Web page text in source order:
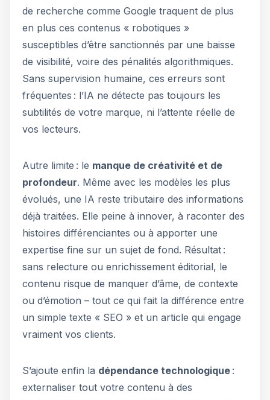
de recherche comme Google traquent de plus
en plus ces contenus « robotiques »
susceptibles d’être sanctionnés par une baisse
de visibilité, voire des pénalités algorithmiques.
Sans supervision humaine, ces erreurs sont
fréquentes : l’IA ne détecte pas toujours les
subtilités de votre marque, ni l’attente réelle de
vos lecteurs.
Autre limite : le manque de créativité et de
profondeur. Même avec les modèles les plus
évolués, une IA reste tributaire des informations
déjà traitées. Elle peine à innover, à raconter des
histoires différenciantes ou à apporter une
expertise fine sur un sujet de fond. Résultat :
sans relecture ou enrichissement éditorial, le
contenu risque de manquer d’âme, de contexte
ou d’émotion – tout ce qui fait la différence entre
un simple texte « SEO » et un article qui engage
vraiment vos clients.
S’ajoute enfin la dépendance technologique :
externaliser tout votre contenu à des